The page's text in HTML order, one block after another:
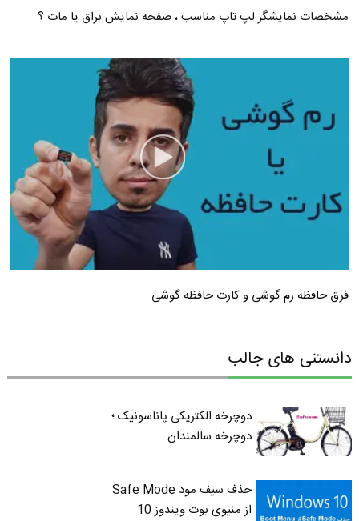
مشخصات نمایشگر لپ تاپ مناسب ، صفحه نمایش براق یا مات ؟
فرق حافظه رم گوشی و کارت حافظه گوشی
دانستنی های جالب
دوچرخه الکتریکی پاناسونیک ؛
دوچرخه سالمندان
حذف سیف مود Safe Mode
از منیوی بوت ویندوز 10